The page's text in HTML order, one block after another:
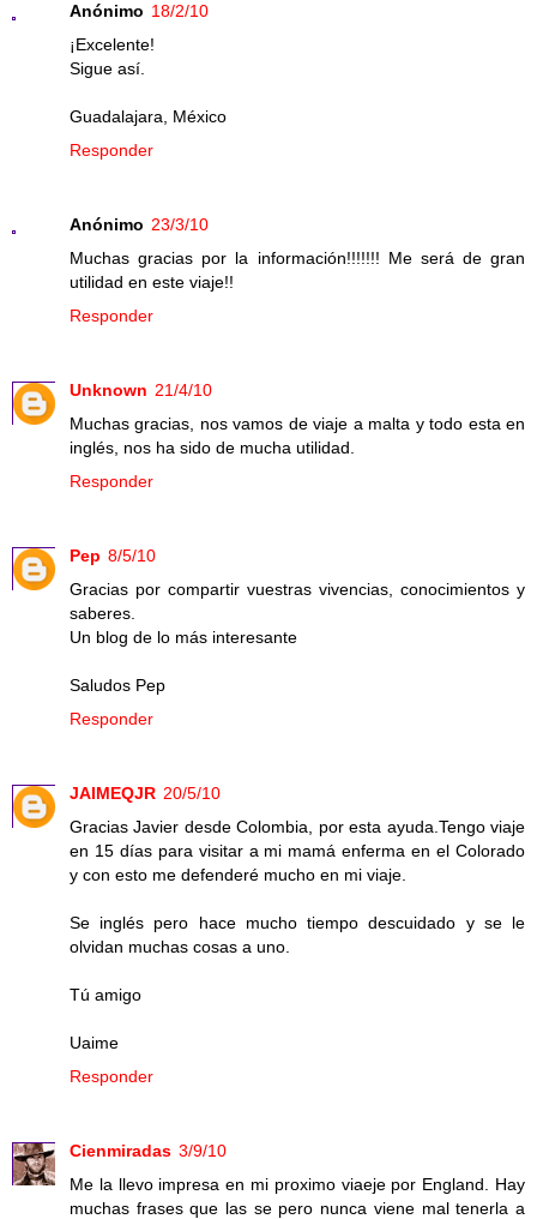
Anónimo 18/2/10
¡Excelente!
Sigue así.
Guadalajara, México
Responder
Anónimo 23/3/10
Muchas gracias por la información!!!!!!! Me será de gran
utilidad en este viaje!!
Responder
Unknown 21/4/10
Muchas gracias, nos vamos de viaje a malta y todo esta en
inglés, nos ha sido de mucha utilidad.
Responder
Pep 8/5/10
Gracias por compartir vuestras vivencias, conocimientos y
saberes.
Un blog de lo más interesante
Saludos Pep
Responder
JAIMEQJR 20/5/10
Gracias Javier desde Colombia, por esta ayuda.Tengo viaje
en 15 días para visitar a mi mamá enferma en el Colorado
y con esto me defenderé mucho en mi viaje.
Se inglés pero hace mucho tiempo descuidado y se le
olvidan muchas cosas a uno.
Tú amigo
Uaime
Responder
Cienmiradas 3/9/10
Me la llevo impresa en mi proximo viaeje por England. Hay
muchas frases que las se pero nunca viene mal tenerla a